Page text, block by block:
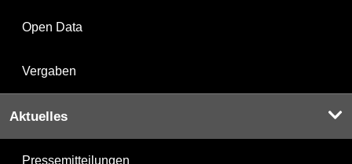
Open Data
Vergaben
Aktuelles
Pressemitteilungen